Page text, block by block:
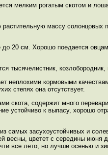
мелким рогатым скотом и
растительную массу
до 20 см. Хорошо поедается
тысячелистник, козлобородник,
неплохими кормовыми
степях она отсутствует.
скота, содержит много
устойчиво к выпасу, хорошо
самых засухоустойчивых и
весны, цветет с середины июня
все лето, но лучше осенью и